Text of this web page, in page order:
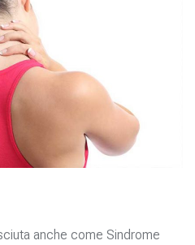
anche come Sindrome